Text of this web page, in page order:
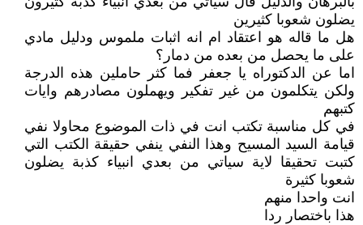
يضلون شعوبا كثيرين
هل ما قاله هو اعتقاد ام انه اثبات ملموس ودليل مادي
على ما يحصل من بعده من دمار؟
اما عن الدكتوراه يا جعفر فما كثر حاملين هذه الدرجة
ولكن يتكلمون من غير تفكير ويهملون مصادرهم وايات
كتبهم
في كل مناسبة تكتب انت في ذات الموضوع محاولا نفي
قيامة السيد المسيح وهذا النفي ينفي حقيقة الكتب التي
كتبت تحقيقا لاية سياتي من بعدي انبياء كذبة يضلون
شعوبا كثيرة
انت واحدا منهم
هذا باختصار ردا